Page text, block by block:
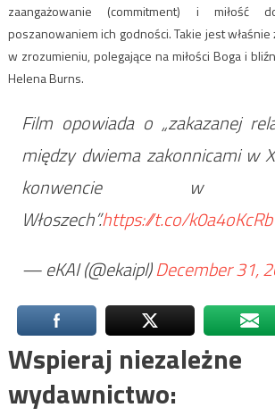
zaangażowanie (commitment) i
poszanowaniem ich godności. Takie jest
w zrozumieniu, polegające na miłości Boga i
Helena Burns.
Film opowiada o „zakazanej
między dwiema zakonnicami w
konwencie w
Włoszech”.https://t.co/
— eKAI (@ekaipl)December 31,
Wspieraj niezależne
wydawnictwo: